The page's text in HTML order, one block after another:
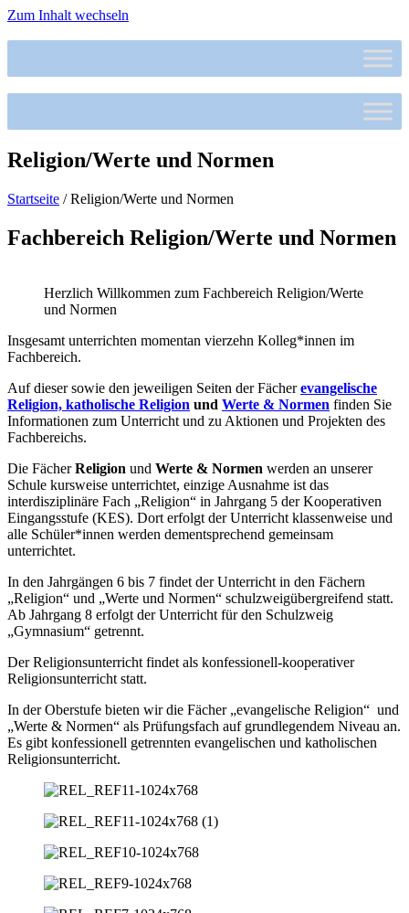
Zum Inhalt wechseln
Religion/Werte und Normen
Startseite /Religion/Werte und Normen
Fachbereich Religion/Werte und Normen
Herzlich Willkommen zum Fachbereich Religion/Werte
und Normen
Insgesamt unterrichten momentan vierzehn Kolleg*innen im
Fachbereich.
Auf dieser sowie den jeweiligen Seiten der Fächerevangelische
Religion, katholische Religion und Werte & Normen finden Sie
Informationen zum Unterricht und zu Aktionen und Projekten des
Fachbereichs.
Die FächerReligion und Werte & Normen werden an unserer
Schule kursweise unterrichtet, einzige Ausnahme ist das
interdisziplinäre Fach „Religion“ in Jahrgang 5 der Kooperativen
Eingangsstufe (KES). Dort erfolgt der Unterricht klassenweise und
alle Schüler*innen werden dementsprechend gemeinsam
unterrichtet.
In den Jahrgängen 6 bis 7 findet der Unterricht in den Fächern
„Religion“ und „Werte und Normen“ schulzweigübergreifend statt.
Ab Jahrgang 8 erfolgt der Unterricht für den Schulzweig
„Gymnasium“ getrennt.
Der Religionsunterricht findet als konfessionell-kooperativer
Religionsunterricht statt.
In der Oberstufe bieten wir die Fächer „evangelische Religion“ und
„Werte & Normen“ als Prüfungsfach auf grundlegendem Niveau an.
Es gibt konfessionell getrennten evangelischen und katholischen
Religionsunterricht.